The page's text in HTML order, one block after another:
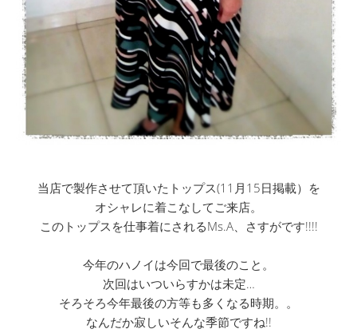
当店で製作させて頂いたトップス(11月15日掲載）を
オシャレに着こなしてご来店。
このトップスを仕事着にされるMs.A、さすがです!!!!
今年のハノイは今回で最後のこと。
次回はいついらすかは未定…
そろそろ今年最後の方等も多くなる時期。。
なんだか寂しいそんな季節ですね!!